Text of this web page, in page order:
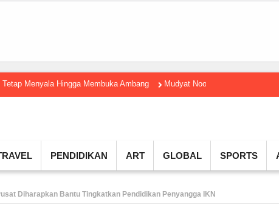
Tetap Menyala Hingga Membuka Ambang Mudyat Noor Temui Menteri
PENDIDIKAN ART GLOBAL SPORTS
Diharapkan Bantu Tingkatkan Pendidikan Penyangga IKN